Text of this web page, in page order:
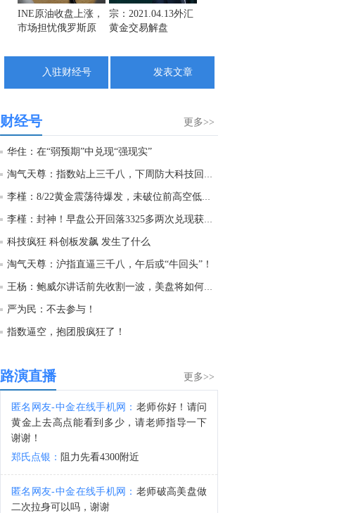
20:10:06
波罗的海干散货运价指数涨0.2%，至3057点。
上海黄金交易所黄金T+D 8月6日（周四）晚盘盘初上涨0.12%报925.03元/克；上海黄金交易所白银T+D 8月6日（周四）晚盘盘初上涨2.32%报15070.0元/千克。
19:51:20
国际黄金怒涨200美元，是熊市多长阳，还是牛市再启动？金十研究员高阳正在直播分析，点击进入直播间>
19:49:52
19:49:45
INE原油收盘上涨，
市场担忧俄罗斯原
宗：2021.04.13外汇
黄金交易解盘
入驻财经号 发表文章
更多>>
财经号
华住：在“弱预期”中兑现“强现实”
淘气天尊：指数站上三千八，下周防大科技回踩！
李槿：8/22黄金震荡待爆发，未破位前高空低多为主！
李槿：封神！早盘公开回落3325多两次兑现获利！
科技疯狂 科创板发飙 发生了什么
淘气天尊：沪指直逼三千八，午后或“牛回头”！
王杨：鲍威尔讲话前先收割一波，美盘将如何布局？
严为民：不去参与！
指数逼空，抱团股疯狂了！
更多>>
路演直播
匿名网友-中金在线手机网： 老师你好！请问
黄金上去高点能看到多少，请老师指导一下
谢谢！
郑氏点银： 阻力先看4300附近
匿名网友-中金在线手机网： 老师破高美盘做
二次拉身可以吗，谢谢